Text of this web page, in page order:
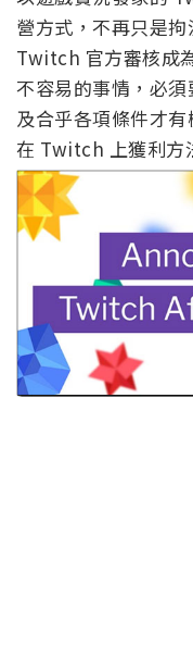
營方式，不再只是
Twitch 官方審核成
不容易的事情，必
及合乎各項條件才
在 Twitch 上獲利方